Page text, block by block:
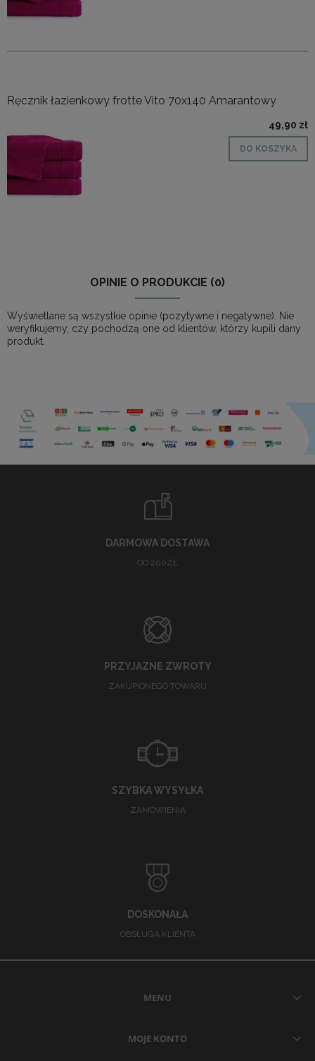
Ręcznik łazienkowy frotte Vito 70x140 Amarantowy
49,90 zł
DO KOSZYKA
OPINIE O PRODUKCIE (0)
Wyświetlane są wszystkie opinie (pozytywne i negatywne). Nie
weryfikujemy, czy pochodzą one od klientów, którzy kupili dany
produkt.
DARMOWA DOSTAWA
OD 200ZŁ
PRZYJAZNE ZWROTY
ZAKUPIONEGO TOWARU
SZYBKA WYSYŁKA
ZAMÓWIENIA
DOSKONAŁA
OBSŁUGA KLIENTA
MENU
MOJE KONTO